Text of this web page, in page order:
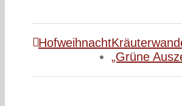
Hofweihnacht
„Grüne